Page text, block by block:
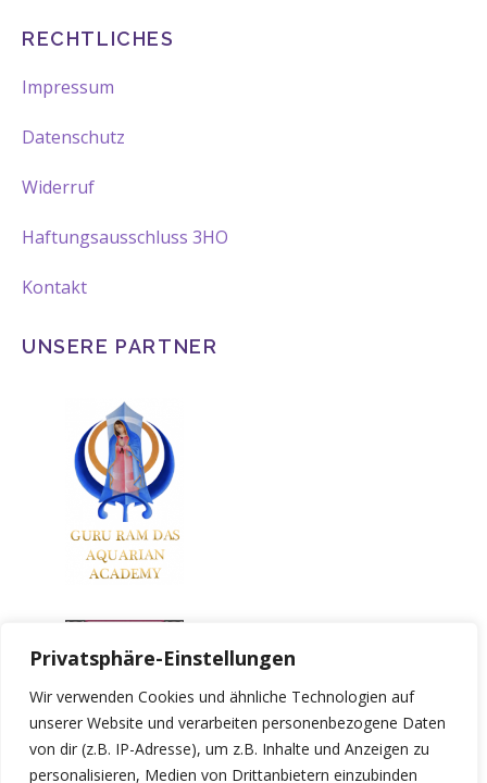
Privatsphäre-Einstellungen
Wir verwenden Cookies und ähnliche Technologien auf
unserer Website und verarbeiten personenbezogene Daten
von dir (z.B. IP-Adresse), um z.B. Inhalte und Anzeigen zu
personalisieren, Medien von Drittanbietern einzubinden
RECHTLICHES
Impressum
Datenschutz
Widerruf
Haftungsausschluss 3HO
Kontakt
UNSERE PARTNER